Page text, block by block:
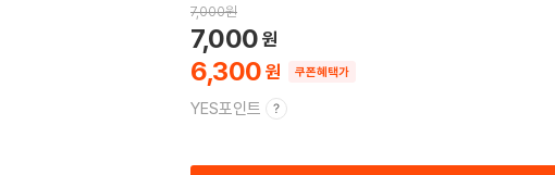
7,000원
6,300
7,000
쿠폰혜택가
YES포인트